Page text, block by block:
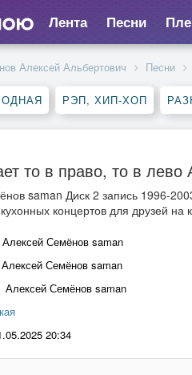
Лента Песни
Алексей Альбертович Песни
РЭП, ХИП-ХОП
то в право, то в
saman Диск 2 запись 1996-
концертов для друзей на
Алексей Семёнов saman
Алексей Семёнов saman
Алексей Семёнов saman
20:34